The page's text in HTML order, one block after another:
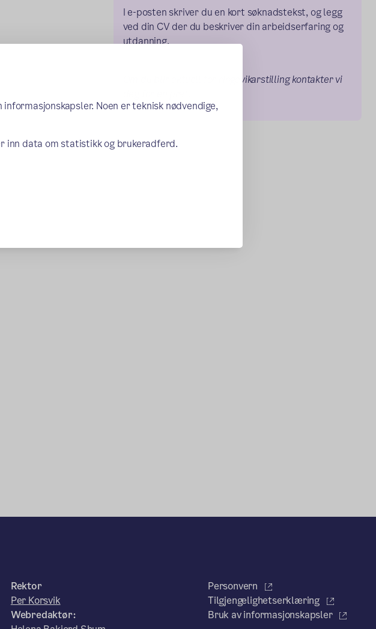
Noen er teknisk nødvendige,
inn data om statistikk og brukeradferd.
I e-posten skriver du en kort søknadstekst, og legg
ved din CV der du beskriver din arbeidserfaring og
utdanning.
Om du blir aktuell for ringevikarstilling kontakter vi
Rektor
Per Korsvik
Webredaktør:
Personvern
Tilgjengelighetserklæring
Bruk av informasjonskapsler